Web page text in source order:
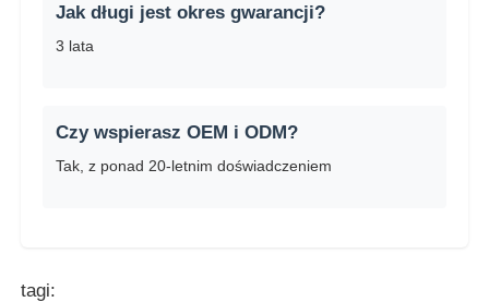
Jak długi jest okres gwarancji?
3 lata
Czy wspierasz OEM i ODM?
Tak, z ponad 20-letnim doświadczeniem
tagi: